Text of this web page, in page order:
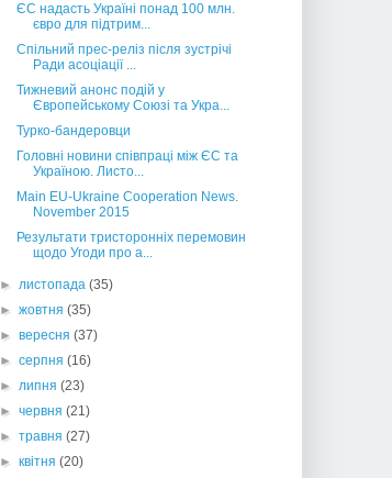
ЄС надасть Україні понад 100 млн.
євро для підтрим...
Спільний прес-реліз після зустрічі
Ради асоціації ...
Тижневий анонс подій у
Європейському Союзі та Укра...
Турко-бандеровци
Головні новини співпраці між ЄС та
Україною. Листо...
Main EU-Ukraine Cooperation News.
November 2015
Результати тристоронніх перемовин
щодо Угоди про а...
►листопада(35)
►жовтня(35)
►вересня(37)
►серпня(16)
►липня(23)
►червня(21)
►травня(27)
►квітня(20)